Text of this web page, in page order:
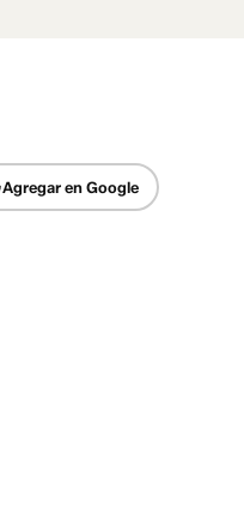
Agregar en Google